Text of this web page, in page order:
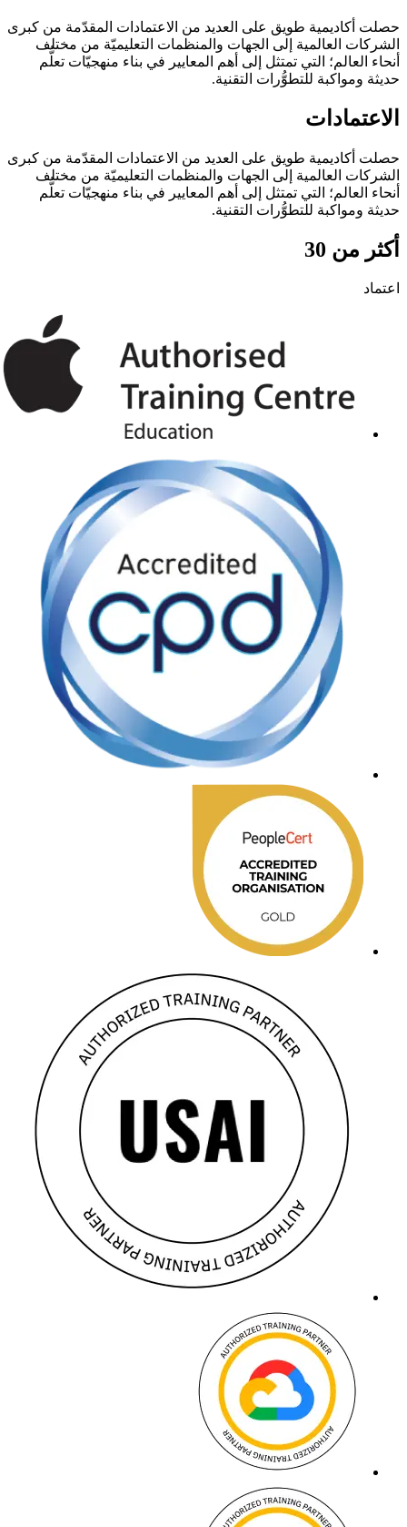
حصلت أكاديمية طويق على العديد من الاعتمادات المقدّمة من كبرى
الشركات العالمية إلى الجهات والمنظمات التعليميّة من مختلف
أنحاء العالم؛ التي تمتثل إلى أهم المعايير في بناء منهجيّات تعلُّم
حديثة ومواكبة للتطوُّرات التقنية.
الاعتمادات
حصلت أكاديمية طويق على العديد من الاعتمادات المقدّمة من كبرى
الشركات العالمية إلى الجهات والمنظمات التعليميّة من مختلف
أنحاء العالم؛ التي تمتثل إلى أهم المعايير في بناء منهجيّات تعلُّم
حديثة ومواكبة للتطوُّرات التقنية.
أكثر من 30
اعتماد